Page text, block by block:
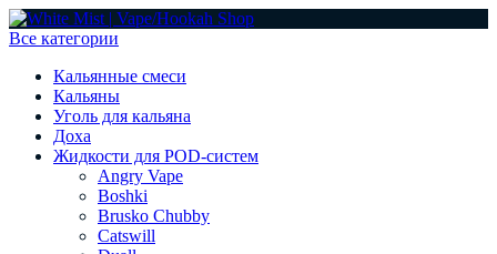
Все категории
Кальянные смеси
Кальяны
Уголь для кальяна
Доха
Жидкости для POD-систем
Angry Vape
Boshki
Brusko Chubby
Catswill